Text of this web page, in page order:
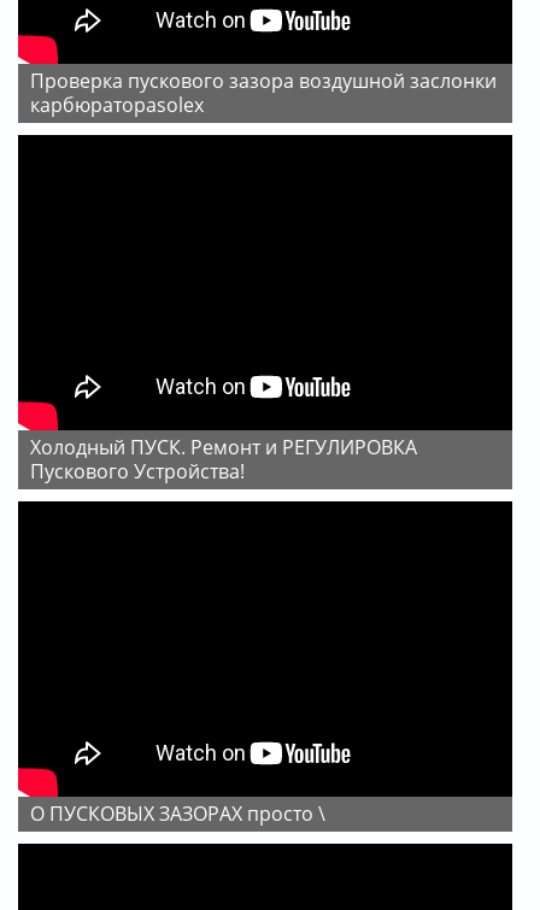
Проверка пускового зазора воздушной заслонки
карбюратораsolex
Холодный ПУСК. Ремонт и РЕГУЛИРОВКА
Пускового Устройства!
О ПУСКОВЫХ ЗАЗОРАХ просто \